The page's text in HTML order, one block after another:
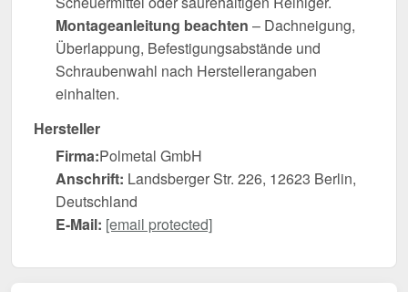
Montageanleitung beachten – Dachneigung,
Überlappung, Befestigungsabstände und
Schraubenwahl nach Herstellerangaben
einhalten.
Hersteller
Firma:Polmetal GmbH
Anschrift: Landsberger Str. 226, 12623 Berlin,
Deutschland
E-Mail: [email protected]